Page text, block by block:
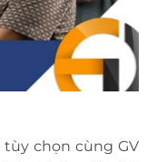
tùy chọn cùng GV